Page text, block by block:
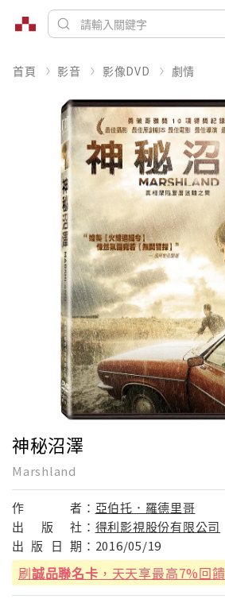
首頁 影音 影像DVD 劇情
神秘沼澤
Marshland
作 者： 亞伯托．羅德里哥
出
版 社： 得利影視股份有限公司
出 版 日 期： 2016/05/19
刷誠品聯名卡 ，天天享最高7%回饋